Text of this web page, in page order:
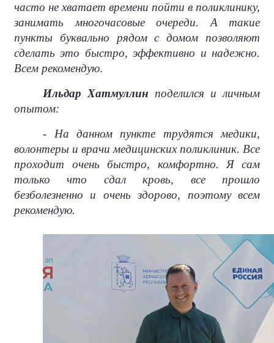
часто не хватает времени пойти в поликлинику,
занимать многочасовые очереди. А такие
пункты буквально рядом с домом позволяют
сделать это быстро, эффективно и надежно.
Всем рекомендую.
Ильдар Хатмуллин поделился и личным
опытом:
- На данном пункте трудятся медики,
волонтеры и врачи медицинских поликлиник. Все
проходит очень быстро, комфортно. Я сам
только что сдал кровь, все прошло
безболезненно и очень здорово, поэтому всем
рекомендую.